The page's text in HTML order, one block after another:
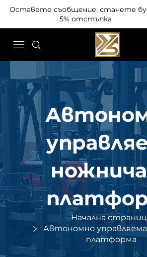
Оставете съобщение, станете
5% отстъпка
Начална
Автономно
платформа